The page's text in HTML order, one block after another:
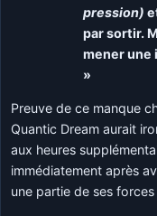
pression)
par sortir.
mener une
»
Preuve de ce manque
Quantic Dream aurait
aux heures
immédiatement après
une partie de ses forces